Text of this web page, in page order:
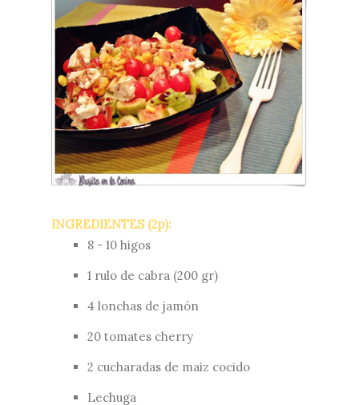
INGREDIENTES (2p):
8 - 10 higos
1 rulo de cabra (200 gr)
4 lonchas de jamón
20 tomates cherry
2 cucharadas de maiz cocido
Lechuga